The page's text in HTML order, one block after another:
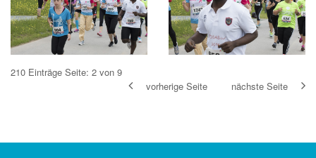
210 Einträge Seite: 2 von 9
vorherige Seite
nächste Seite